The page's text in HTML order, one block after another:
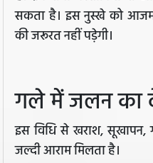
सकता है। इस नुस्खे को
की जरूरत नहीं पड़ेगी।
गले में जलन का
इस विधि से खराश,
जल्दी आराम मिलता है।